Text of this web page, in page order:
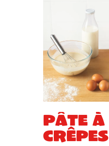
Pâte à
crêpes